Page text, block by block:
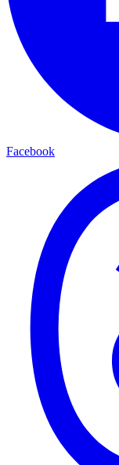
Facebook